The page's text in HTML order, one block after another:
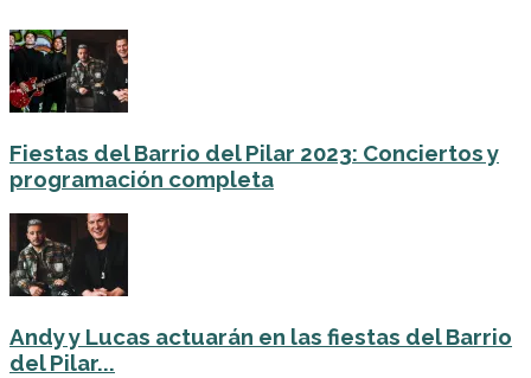
Fiestas del Barrio del Pilar 2023: Conciertos y
programación completa
Andy y Lucas actuarán en las fiestas del Barrio
del Pilar...